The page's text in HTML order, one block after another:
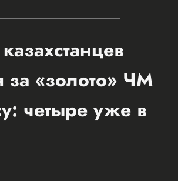
за «золото» ЧМ
четыре уже в